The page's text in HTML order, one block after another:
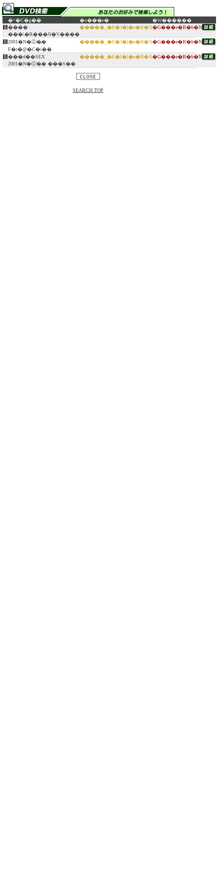
�^�C�g�� �o���ғ�
�W������
����
���\�R���N�V����
�����_�E�J�[�e�B�X�G���e�B�b�N
2001�N�Ⓒ�̗�
F�t�@�C�i��
�����_�E�J�[�e�B�X�G���e�B�b�N
���d��SEX
2001�N�Ⓒ�̗� ���S��
�����_�E�J�[�e�B�X�G���e�B�b�N
SEARCH TOP